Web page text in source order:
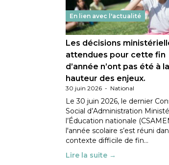
En lien avec l'actualité
Les décisions
attendues pour cette fin
d’année n’ont pas été à la
hauteur des enjeux.
30 juin 2026 - National
Le 30 juin 2026, le dernier
Social d’Administration
l’Éducation nationale
l'année scolaire s’est réuni
contexte difficile de fin…
Lire la suite →